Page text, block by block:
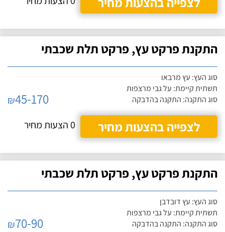
התקנת פרקט עץ, פרקט תלת שכבתי
סוג העץ: עץ מרבאו
תשתית קיימת: על גבי מרצפות
סוג התקנה: התקנה בהדבקה
₪45-170
לצפייה בהצעות מחיר
0 הצעות מחיר
התקנת פרקט עץ, פרקט תלת שכבתי
סוג העץ: עץ דובדבן
תשתית קיימת: על גבי מרצפות
סוג התקנה: התקנה בהדבקה
₪70-90